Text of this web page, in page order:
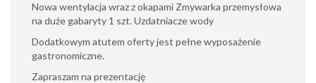
Nowa wentylacja wraz z okapami Zmywarka przemysłowa
na duże gabaryty 1 szt. Uzdatniacze wody
Dodatkowym atutem oferty jest pełne wyposażenie
gastronomiczne.
Zapraszam na prezentację